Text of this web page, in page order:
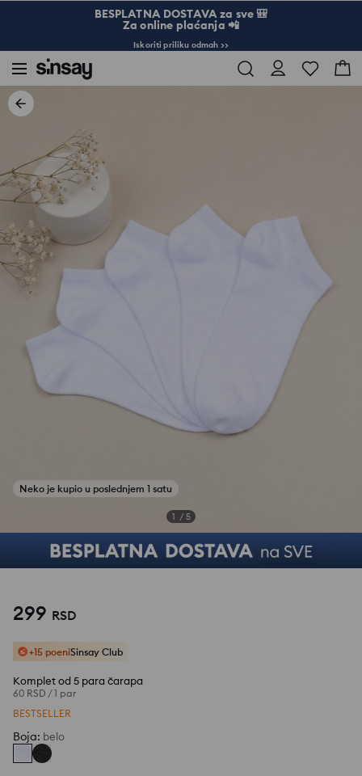
BESPLATNA DOSTAVA za sve 🎒
Za online plaćanja 📲
Iskoriti priliku odmah >>
1 / 5
299 RSD
+15 poeniSinsay Club
Komplet od 5 para čarapa
60 RSD /1 par
BESTSELLER
Boja: belo